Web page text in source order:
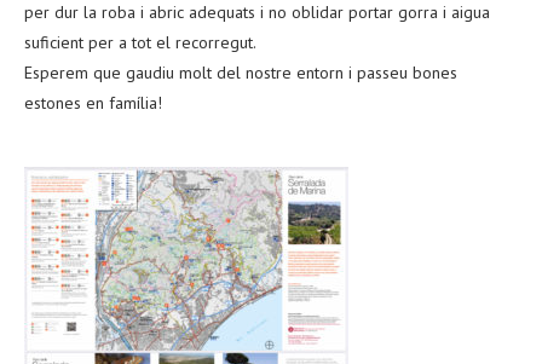
per dur la roba i abric adequats i no oblidar portar gorra i aigua
suficient per a tot el recorregut.
Esperem que gaudiu molt del nostre entorn i passeu bones
estones en família!